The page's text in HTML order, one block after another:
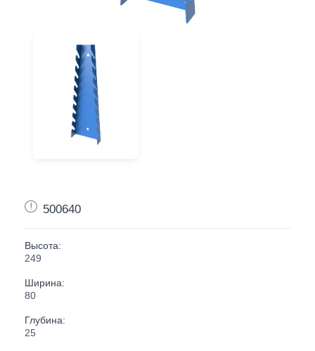
500640
Высота:
249
Ширина:
80
Глубина:
25